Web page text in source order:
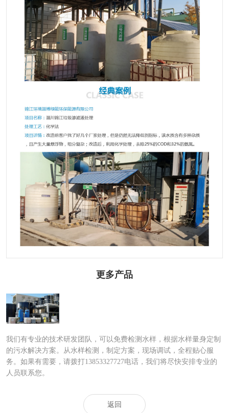
更多产品
垃圾渗滤液处理
我们有专业的技术研发团队，可以免费检测水样，根据水样量身定制
的污水解决方案。从水样检测，制定方案，现场调试，全程贴心服
务。如果有需要，请拨打13853327727电话，我们将尽快安排专业的
人员联系您。
返回